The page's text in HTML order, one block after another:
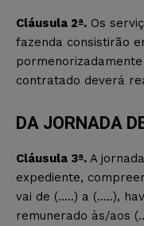
Cláusula 2ª. Os
fazenda consistirão
contratado deverá
DA JORNADA
Cláusula 3ª. A
expediente,
vai de (…..) a (…..),
remunerado às/aos